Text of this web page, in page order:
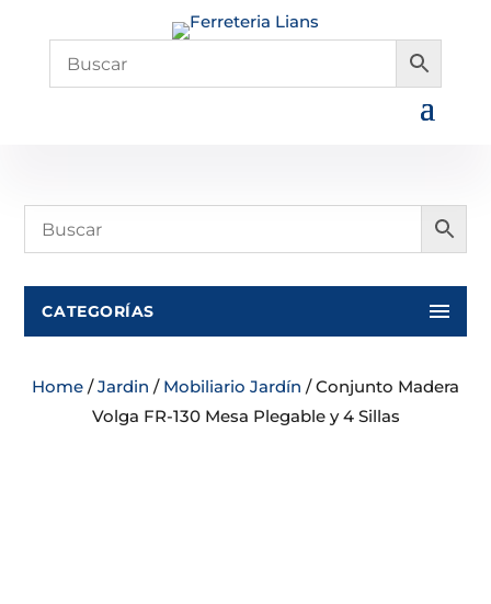
CATEGORÍAS
Home /Jardin / Mobiliario Jardín / Conjunto Madera
Volga FR-130 Mesa Plegable y 4 Sillas